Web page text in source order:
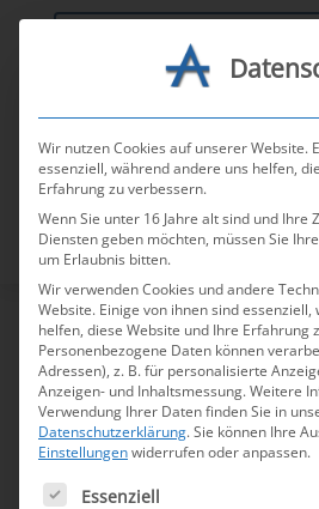
AGV-
Neue
zum Zugang
Kündigungen
Einwurf-
Wir nutzen Cookies auf unserer Website.
essenziell, während andere uns helfen,
Erfahrung zu verbessern.
Wenn Sie unter 16 Jahre alt sind und
Diensten geben möchten, müssen Sie
um Erlaubnis bitten.
Wir verwenden Cookies und andere
Website. Einige von ihnen sind
helfen, diese Website und Ihre Erfahrung
Personenbezogene Daten können
Adressen), z. B. für personalisierte
Anzeigen- und Inhaltsmessung.Weitere
Verwendung Ihrer Daten finden Sie in
Datenschutzerklärung.Sie können Ihre
Einstellungenwiderrufen oder anpassen.
Es folgt eine Liste der
Essenziell